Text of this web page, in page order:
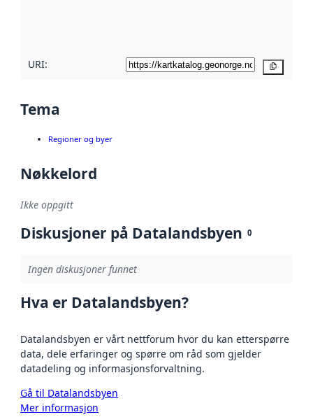
URI:
Tema
Regioner og byer
Nøkkelord
Ikke oppgitt
Diskusjoner på Datalandsbyen 0
Ingen diskusjoner funnet
Hva er Datalandsbyen?
Datalandsbyen er vårt nettforum hvor du kan etterspørre
data, dele erfaringer og spørre om råd som gjelder
datadeling og informasjonsforvaltning.
Gå til Datalandsbyen
Mer informasjon